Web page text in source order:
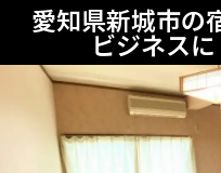
愛知県新城市の
ビジネス